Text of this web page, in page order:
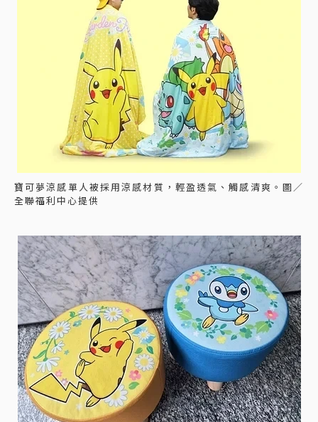
寶可夢涼感單人被採用涼感材質，輕盈透氣、觸感清爽。圖／
全聯福利中心提供